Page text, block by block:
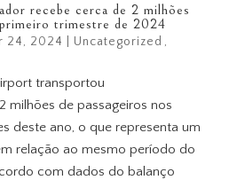
recebe cerca de 2 milhões
trimestre de 2024
24, 2024 Uncategorized
transportou
milhões de passageiros nos
deste ano, o que representa um
relação ao mesmo período do
com dados do balanço